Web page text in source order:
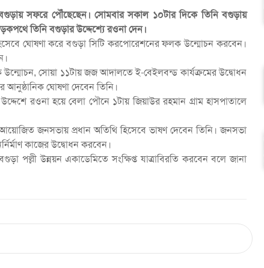
বগুড়ায় সফরে পৌঁছেছেন। সোমবার সকাল ১০টার দিকে তিনি বগুড়ায়
তিনি বগুড়ার উদ্দেশ্যে রওনা দেন।
ঘোষণা করে বগুড়া সিটি করপোরেশনের ফলক উন্মোচন করবেন।
সোয়া ১১টায় জজ আদালতে ই-বেইলবন্ড কার্যক্রমের উদ্বোধন
ঘোষণা দেবেন তিনি।
রওনা হয়ে বেলা পৌনে ১টায় জিয়াউর রহমান গ্রাম হাসপাতালে
জনসভায় প্রধান অতিথি হিসেবে ভাষণ দেবেন তিনি। জনসভা
কাজের উদ্বোধন করবেন।
পল্লী উন্নয়ন একাডেমিতে সংক্ষিপ্ত যাত্রাবিরতি করবেন বলে জানা